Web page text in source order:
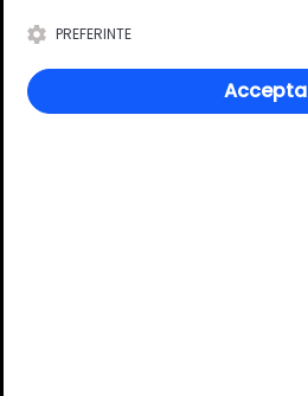
Specificatii
PREFERINTE
Accepta